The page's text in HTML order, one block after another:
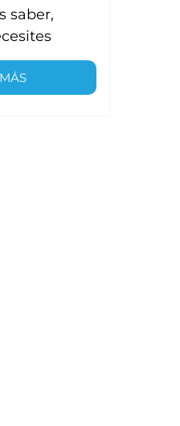
saber,